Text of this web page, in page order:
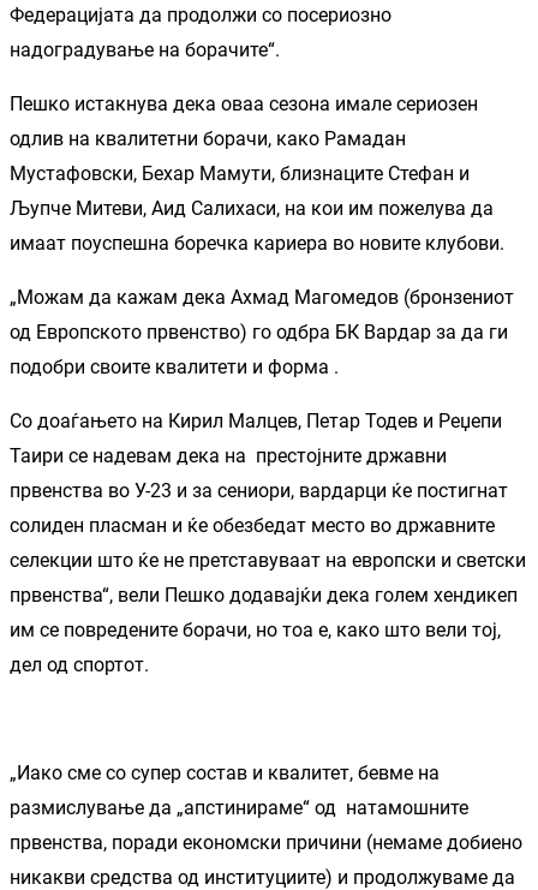
Федерацијата да продолжи со посериозно
надоградување на борачите“.
Пешко истакнува дека оваа сезона имале сериозен
одлив на квалитетни борачи, како Рамадан
Мустафовски, Бехар Мамути, близнаците Стефан и
Љупче Митеви, Аид Салихаси, на кои им пожелува да
имаат поуспешна боречка кариера во новите клубови.
„Можам да кажам дека Ахмад Магомедов (бронзениот
од Европското првенство) го одбра БК Вардар за да ги
подобри своите квалитети и форма .
Со доаѓањето на Кирил Малцев, Петар Тодев и Реџепи
Таири се надевам дека на престојните државни
првенства во У-23 и за сениори, вардарци ќе постигнат
солиден пласман и ќе обезбедат место во државните
селекции што ќе не претставуваат на европски и светски
првенства“, вели Пешко додавајќи дека голем хендикеп
им се повредените борачи, но тоа е, како што вели тој,
дел од спортот.
„Иако сме со супер состав и квалитет, бевме на
размислување да „апстинираме“ од натамошните
првенства, поради економски причини (немаме добиено
никакви средства од институциите) и продолжуваме да